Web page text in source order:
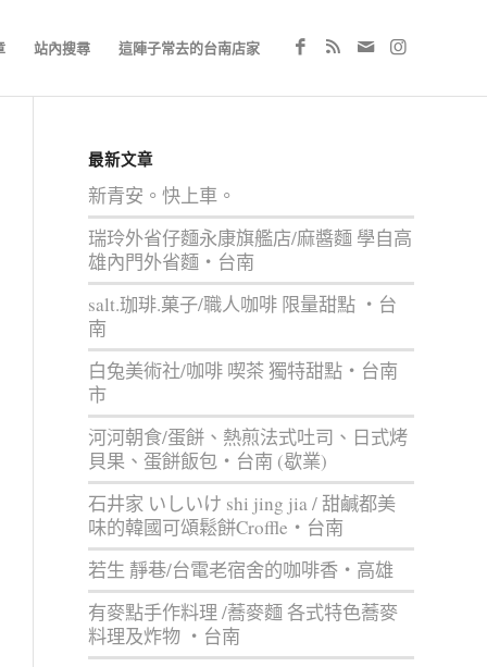
站內搜尋 這陣子常去的台南店家
最新文章
新青安。快上車。
瑞玲外省仔麵永康旗艦店/麻醬麵 學自高
雄內門外省麵‧台南
salt.珈琲.菓子/職人咖啡 限量甜點 ‧台
南
白兔美術社/咖啡 喫茶 獨特甜點‧台南
市
河河朝食/蛋餅、熱煎法式吐司、日式烤
貝果、蛋餅飯包‧台南 (歇業)
石井家 いしいけ shi jing jia / 甜鹹都美
味的韓國可頌鬆餅Croffle‧台南
若生 靜巷/台電老宿舍的咖啡香‧高雄
有麥點手作料理 /蕎麥麵 各式特色蕎麥
料理及炸物 ‧台南